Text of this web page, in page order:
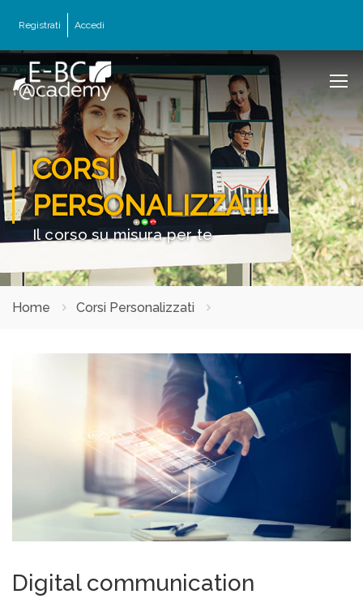
Registrati Accedi
CORSI
PERSONALIZZATI
Il corso su misura per te
Home Corsi Personalizzati
Digital communication